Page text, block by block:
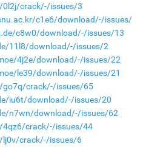
crack/-/issues/3
c1e6/download/-/issues/
c8w0/download/-/issues/13
11l8/download/-/issues/2
4j2e/download/-/issues/22
le39/download/-/issues/21
crack/-/issues/65
iu6t/download/-/issues/20
n7wn/download/-/issues/62
crack/-/issues/44
crack/-/issues/6